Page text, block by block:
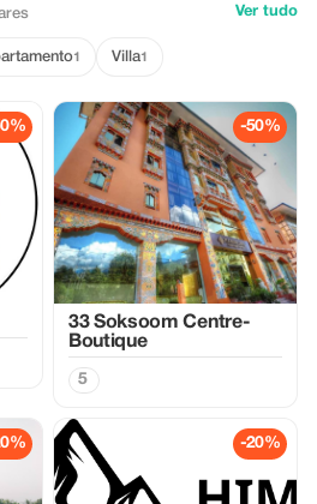
Ver tudo
1 Villa1
-50%
33 Soksoom Centre-
Boutique
5
-20%